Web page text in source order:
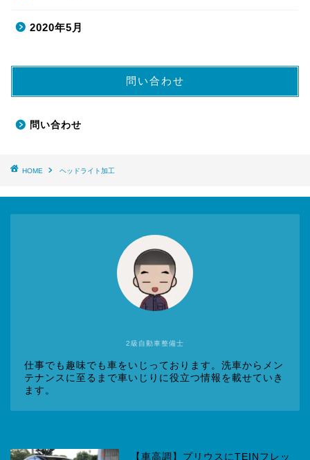
2020年5月
問い合わせ
問い合わせ
HOME ヘッドライト加工
2級自動車整備士
仕事でも趣味でも車をいじっております。洗車からメン
テナンスに至るまで車いじりに役立つ情報を載せていき
ます。
【車高調】プリウスにTEINフレッ